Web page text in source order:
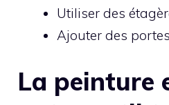
Utiliser des
Ajouter des
La peinture